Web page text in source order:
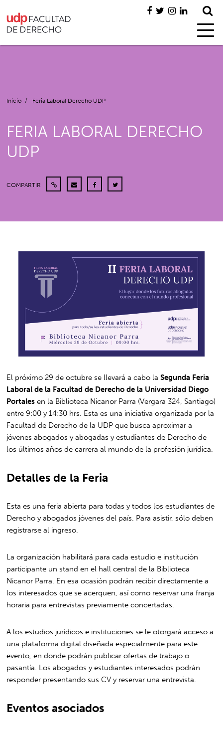
Inicio / Feria Laboral Derecho UDP
FERIA LABORAL DERECHO
UDP
COMPARTIR
El próximo 29 de octubre se llevará a cabo laSegunda Feria
Laboral de la Facultad de Derecho de la Universidad Diego
Portales en la Biblioteca Nicanor Parra (Vergara 324, Santiago)
entre 9:00 y 14:30 hrs. Esta es una iniciativa organizada por la
Facultad de Derecho de la UDP que busca aproximar a
jóvenes abogados y abogadas y estudiantes de Derecho de
los últimos años de carrera al mundo de la profesión jurídica.
Detalles de la Feria
Esta es una feria abierta para todas y todos los estudiantes de
Derecho y abogados jóvenes del país. Para asistir, sólo deben
registrarse al ingreso.
La organización habilitará para cada estudio e institución
participante un stand en el hall central de la Biblioteca
Nicanor Parra. En esa ocasión podrán recibir directamente a
los interesados que se acerquen, así como reservar una franja
horaria para entrevistas previamente concertadas.
A los estudios jurídicos e instituciones se le otorgará acceso a
una plataforma digital diseñada especialmente para este
evento, en donde podrán publicar ofertas de trabajo o
pasantía. Los abogados y estudiantes interesados podrán
responder presentando sus CV y reservar una entrevista.
Eventos asociados